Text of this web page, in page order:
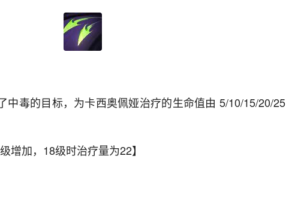
中毒的目标，为卡西奥佩娅治疗的生命值由 5/10/15/20/25
增加，18级时治疗量为22】